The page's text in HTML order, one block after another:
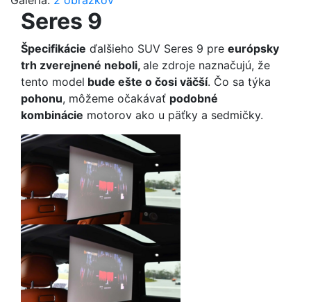
Seres 9
Špecifikácie ďalšieho SUV Seres 9 pre európsky
trh zverejnené neboli, ale zdroje naznačujú, že
tento model bude ešte o čosi väčší. Čo sa týka
pohonu, môžeme očakávať podobné
kombinácie motorov ako u päťky a sedmičky.